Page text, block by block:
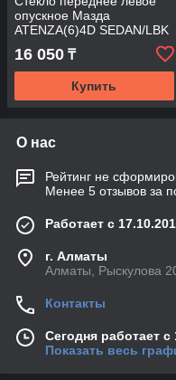
опускное Мазда
ATENZA(6)4D SEDAN/LBK
16 050 ₸
Купить
О нас
Рейтинг не
Менее 5 отзывов за
Работает с
г. Алматы
Алматы, Рыскулова
Контакты
Сегодня работает с
Показать весь